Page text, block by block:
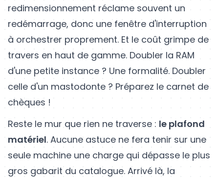
redimensionnement réclame souvent un
redémarrage, donc une fenêtre d'interruption
à orchestrer proprement. Et le coût grimpe de
travers en haut de gamme. Doubler la RAM
d'une petite instance ? Une formalité. Doubler
celle d'un mastodonte ? Préparez le carnet de
chèques !
Reste le mur que rien ne traverse : le plafond
matériel. Aucune astuce ne fera tenir sur une
seule machine une charge qui dépasse le plus
gros gabarit du catalogue. Arrivé là, la